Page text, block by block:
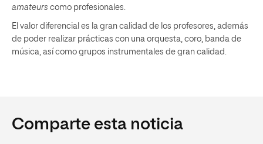
amateurs como profesionales.
El valor diferencial es la gran calidad de los profesores, además
de poder realizar prácticas con una orquesta, coro, banda de
música, así como grupos instrumentales de gran calidad.
Comparte esta noticia